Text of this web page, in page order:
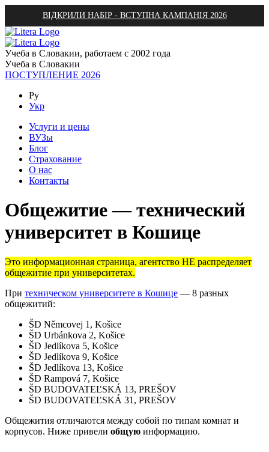
ВІДКРИЛИ НАБІР - ВСТУПНА КАМПАНІЯ 2026
Учеба в Словакии, работаем с 2002 года
Учеба в Словакии
ПОСТУПЛЕНИЕ 2026
Ру
Укр
Услуги и цены
ВУЗы
Блог
Страхование
О нас
Контакты
Общежитие — технический
университет в Кошице
Это информационная страница, агентство НЕ распределяет
общежитие при университетах.
При техническом университете в Кошице — 8 разных
общежитий:
ŠD Němcovej 1, Košice
ŠD Urbánkova 2, Košice
ŠD Jedlíkova 5, Košice
ŠD Jedlíkova 9, Košice
ŠD Jedlíkova 13, Košice
ŠD Rampová 7, Košice
ŠD BUDOVATEĽSKÁ 13, PREŠOV
ŠD BUDOVATEĽSKÁ 31, PREŠOV
Общежития отличаются между собой по типам комнат и
корпусов. Ниже привели общую информацию.